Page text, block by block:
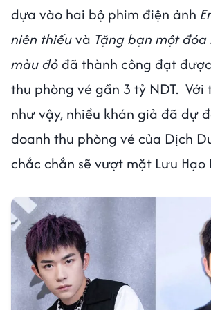
dựa vào hai bộ phim điện ảnh
niên thiếuvà Tặng bạn một
màu đỏđã thành công đạt
thu phòng vé gần 3 tỷ NDT.
như vậy, nhiều khán giả đã dự
doanh thu phòng vé của Dịch
chắc chắn sẽ vượt mặt Lưu Hạo